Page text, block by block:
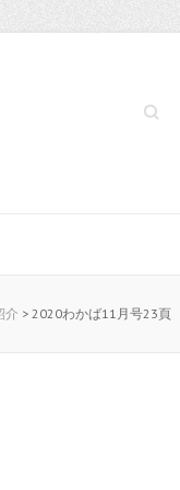
Search
介 > 2020わかば11月号23頁